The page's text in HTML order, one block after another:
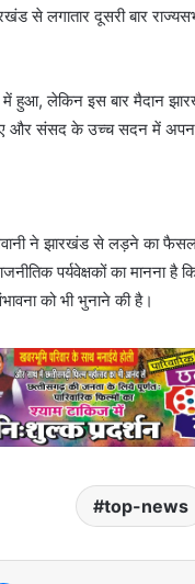
से लगातार दूसरी बार
में हुआ, लेकिन इस बार मैदान
और संसद के उच्च सदन में अपना
ने झारखंड से लड़ने का फैसला
पर्यवेक्षकों का मानना
को भी भुनाने की है।
top-news